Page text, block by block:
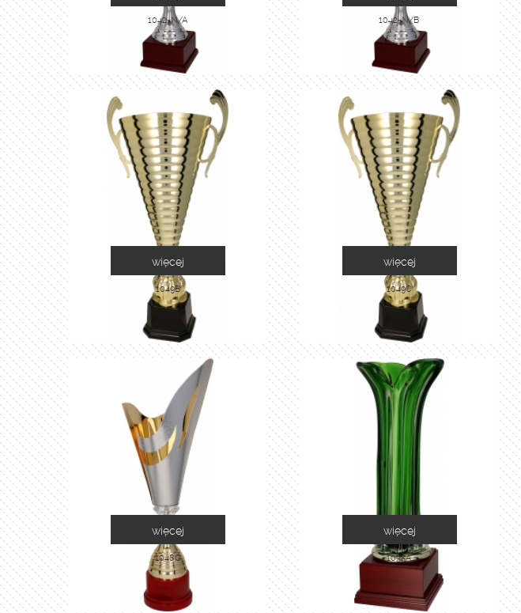
1042-N/A 1042-N/B
1049B
więcej
1049C
więcej
1048C
więcej
1035A
więcej